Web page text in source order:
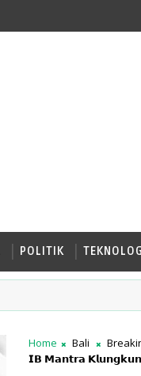
POLITIK TEKNOLOGI
Home Bali
𝗜𝗕 𝗠𝗮𝗻𝘁𝗿𝗮